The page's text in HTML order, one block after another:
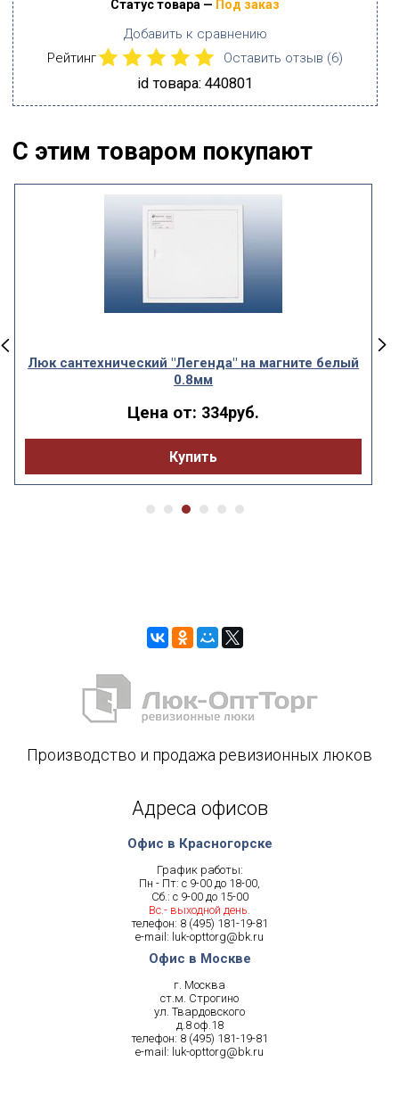
Статус товара — Под заказ
Добавить к сравнению
Рейтинг
Оставить отзыв (6)
id товара: 440801
С этим товаром покупают
Люк сантехнический "Легенда" на магните белый
0.8мм
Цена от: 334руб.
Купить
Производство и продажа ревизионных люков
Адреса офисов
Офис в Красногорске
График работы:
Пн - Пт: с 9-00 до 18-00,
Сб.: с 9-00 до 15-00
Вс.- выходной день.
телефон: 8 (495) 181-19-81
e-mail: luk-opttorg@bk.ru
Офис в Москве
г. Москва
ст.м. Строгино
ул. Твардовского
д.8 оф.18
телефон: 8 (495) 181-19-81
e-mail: luk-opttorg@bk.ru